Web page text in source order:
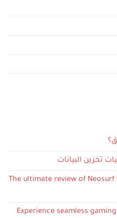
The ultimate review of Neosurf
Experience seamless